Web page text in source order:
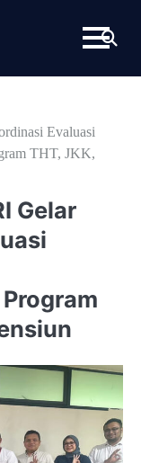
Evaluasi
THT, JKK,
Gelar